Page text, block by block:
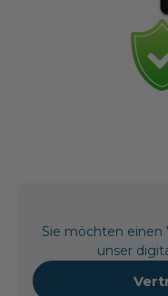
Sie möchten einen
unser